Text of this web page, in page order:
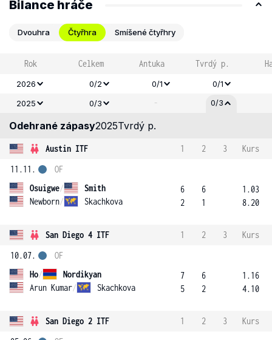
Bilance hráče
Dvouhra Čtyřhra Smíšené čtyřhry
Rok Celkem Antuka Tvrdý p.
2026 0/2 0/1
0/1
2025
0/3 - 0/3
Odehrané zápasy2025Tvrdý p.
Austin ITF 1 2 3
Kurs
11.11.
Osuigwe/
Smith
Newborn/ Skachkova
OF
6
2
6
1
1.03
8.20
San Diego 4 ITF 1 2 3
Kurs
10.07.
Ho/
Nordikyan
Arun Kumar/ Skachkova
OF
7
5
6
2
1.16
4.10
San Diego 2 ITF 1 2 3
Kurs